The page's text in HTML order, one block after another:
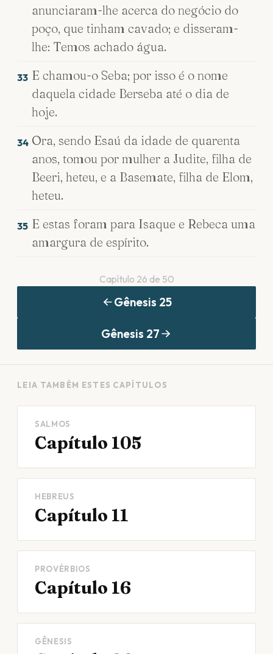
anunciaram-lhe acerca do negócio do
poço, que tinham cavado; e disseram-
lhe: Temos achado água.
33 E chamou-o Seba; por isso é o nome
daquela cidade Berseba até o dia de
hoje.
34 Ora, sendo Esaú da idade de quarenta
anos, tomou por mulher a Judite, filha de
Beeri, heteu, e a Basemate, filha de Elom,
heteu.
35 E estas foram para Isaque e Rebeca uma
amargura de espírito.
Capítulo 26 de 50
Gênesis 25
Gênesis 27
LEIA TAMBÉM ESTES CAPÍTULOS
SALMOS
Capítulo 105
HEBREUS
Capítulo 11
PROVÉRBIOS
Capítulo 16
GÊNESIS